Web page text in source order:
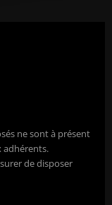
ne sont à présent
adhérents.
de disposer